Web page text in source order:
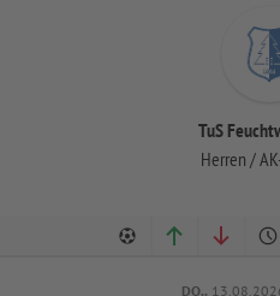
TuS
Herren /
DO..